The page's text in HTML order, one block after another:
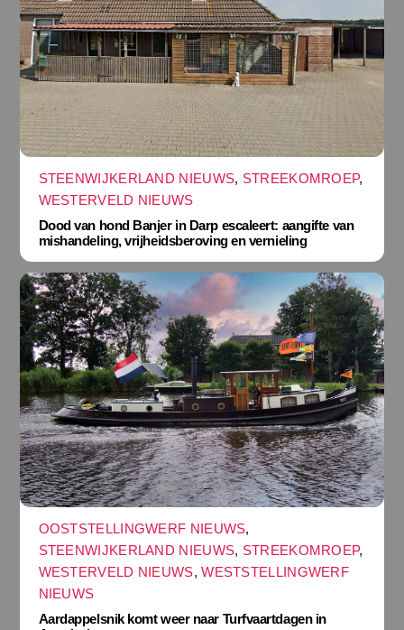
STEENWIJKERLAND NIEUWS, STREEKOMROEP,
WESTERVELD NIEUWS
Dood van hond Banjer in Darp escaleert: aangifte van
mishandeling, vrijheidsberoving en vernieling
OOSTSTELLINGWERF NIEUWS,
STEENWIJKERLAND NIEUWS, STREEKOMROEP,
WESTERVELD NIEUWS,WESTSTELLINGWERF
NIEUWS
Aardappelsnik komt weer naar Turfvaartdagen in